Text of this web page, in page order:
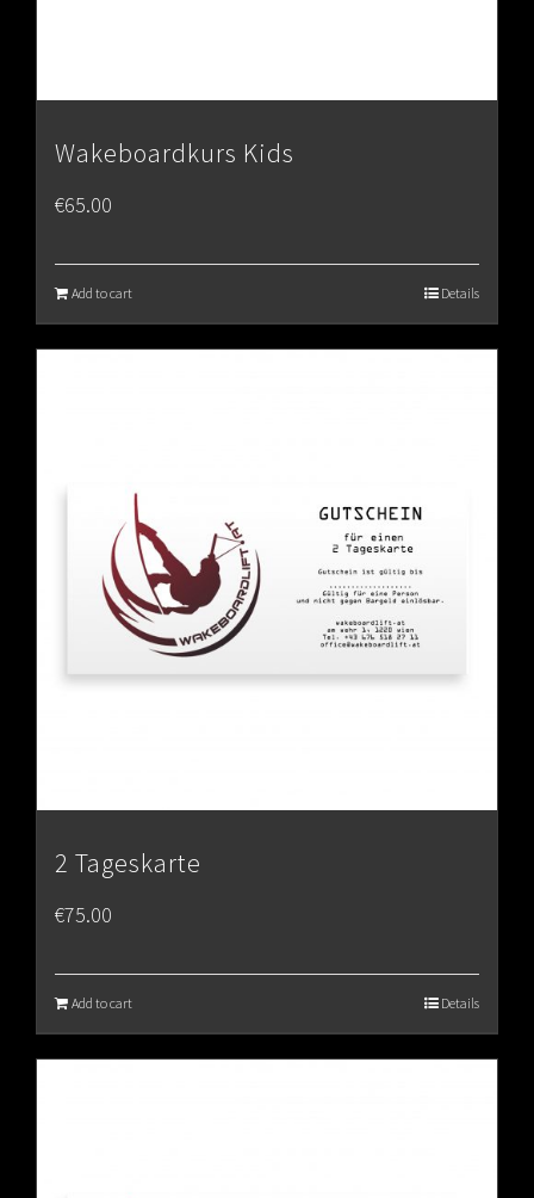
Wakeboardkurs Kids
€65.00
Add to cart Details
2 Tageskarte
€75.00
Add to cart Details